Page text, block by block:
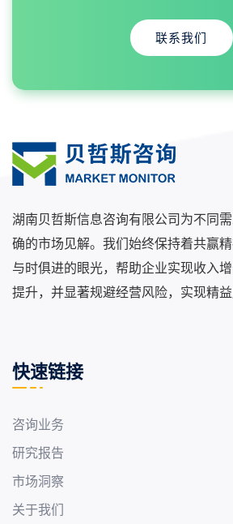
联系我们
湖南贝哲斯信息咨询有限公司为不同
确的市场见解。我们始终保持着共赢
与时俱进的眼光，帮助企业实现收入
提升，并显著规避经营风险，实现精益
快速链接
咨询业务
研究报告
市场洞察
关于我们